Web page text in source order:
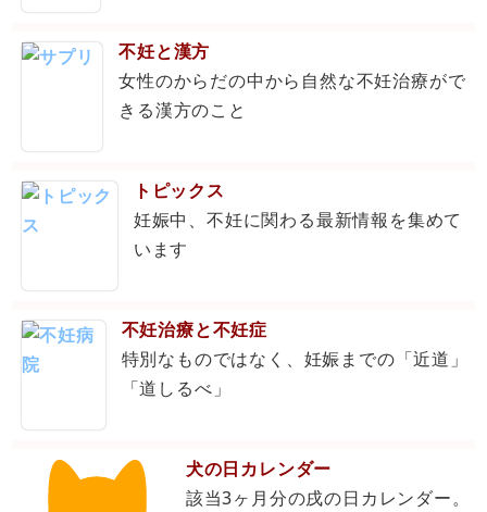
不妊と漢方
女性のからだの中から自然な不妊治療がで
きる漢方のこと
トピックス
妊娠中、不妊に関わる最新情報を集めて
います
不妊治療と不妊症
特別なものではなく、妊娠までの「近道」
「道しるべ」
犬の日カレンダー
該当3ヶ月分の戌の日カレンダー。